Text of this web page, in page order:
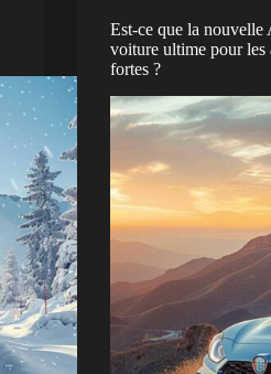
Est-ce que la nouvelle
voiture ultime pour les
fortes ?